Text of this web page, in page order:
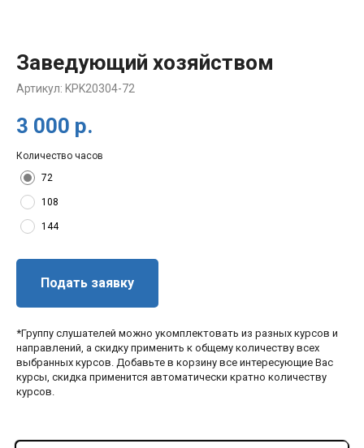
Заведующий хозяйством
Артикул: KPK20304-72
3 000 р.
Количество часов
72
108
144
Подать заявку
*Группу слушателей можно укомплектовать из разных курсов и
направлений, а скидку применить к общему количеству всех
выбранных курсов. Добавьте в корзину все интересующие Вас
курсы, скидка применится автоматически кратно количеству
курсов.